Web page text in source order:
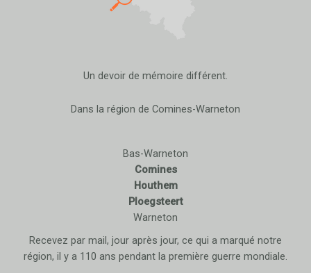
Un devoir de mémoire différent.
Dans la région de Comines-Warneton
Bas-Warneton
Comines
Houthem
Ploegsteert
Warneton
Recevez par mail, jour après jour, ce qui a marqué notre
région, il y a 110 ans pendant la première guerre mondiale.